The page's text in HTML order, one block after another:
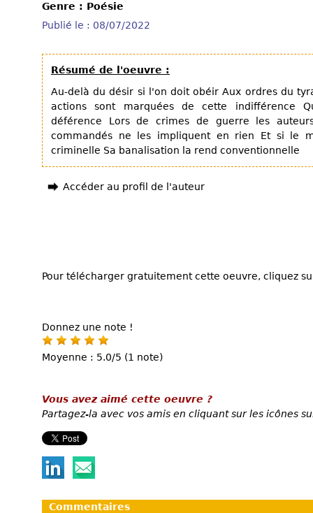
Genre : Poésie
Publié le : 08/07/2022
Résumé de l'oeuvre :
Au-delà du désir si l'on doit obéir Aux ordres du
actions sont marquées de cette indifférence
déférence Lors de crimes de guerre les
commandés ne les impliquent en rien Et si le
criminelle Sa banalisation la rend conventionnelle
Accéder au profil de l'auteur
Pour télécharger gratuitement cette oeuvre, cliquez
Donnez une note !
Moyenne : 5.0/5 (1 note)
Vous avez aimé cette oeuvre ?
Partagez-la avec vos amis en cliquant sur les icônes
Commentaires